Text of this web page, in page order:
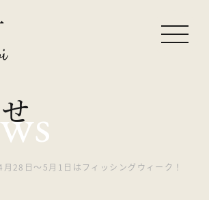
ップ
る
楽しむ
月28日～5月1日はフィッシングウィーク！